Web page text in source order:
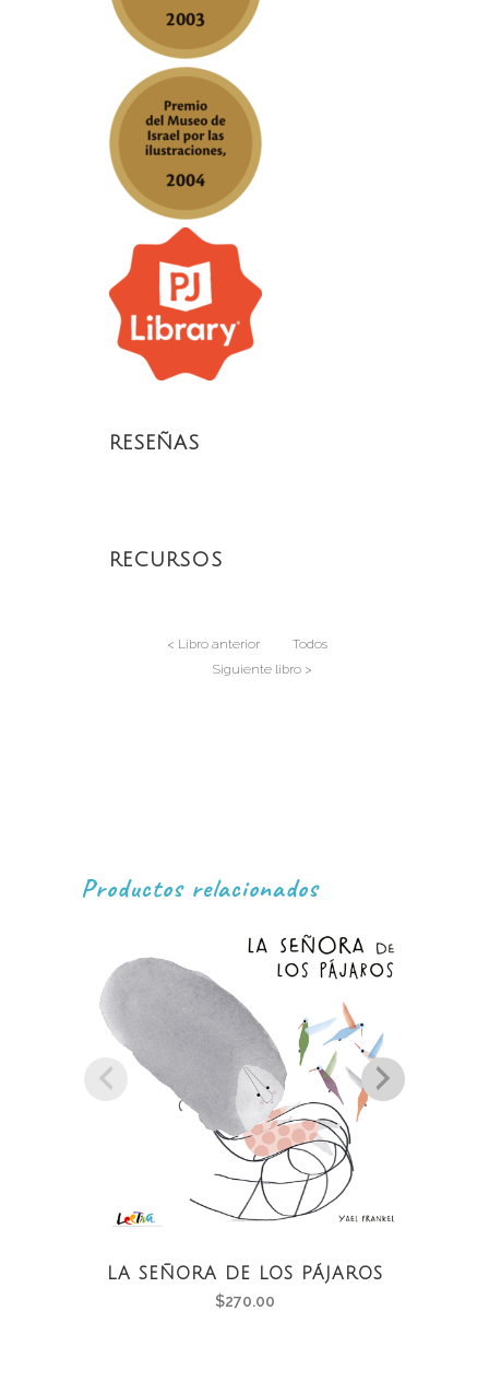
RESEÑAS
RECURSOS
< Libro anterior
Todos
Siguiente libro >
Productos relacionados
LA SEÑORA DE LOS PÁJAROS
$270.00